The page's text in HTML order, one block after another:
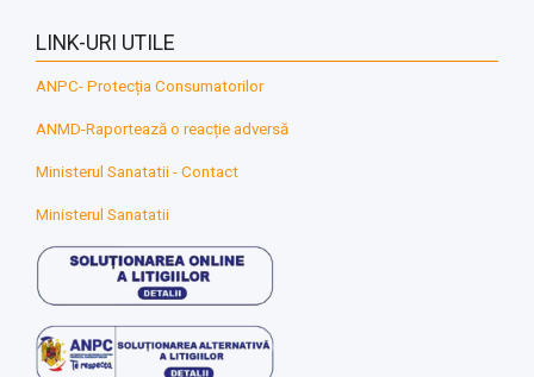
LINK-URI UTILE
ANPC- Protecția Consumatorilor
ANMD-Raportează o reacție adversă
Ministerul Sanatatii - Contact
Ministerul Sanatatii